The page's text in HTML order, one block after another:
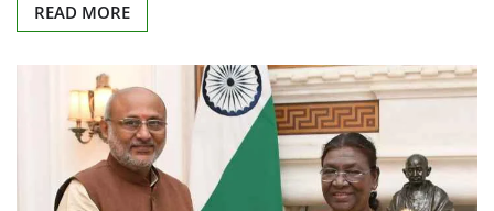
READ MORE